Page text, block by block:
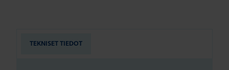
TEKNISET TIEDOT